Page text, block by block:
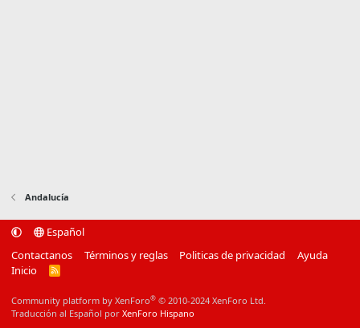
Andalucía
Español
Contactanos
Términos y reglas Politicas de privacidad
Ayuda
Inicio
R
Community platform by XenForo® © 2010-2024 XenForo Ltd.
Traducción al Español por XenForo Hispano